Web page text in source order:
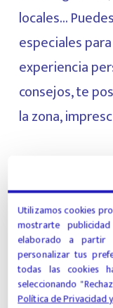
locales…
especiales
experiencia
consejos, te
la zona,
Invierte en
Para
que la
personal y
estancia, sería
unaaplicación
Utilizamos cookies
mostrarte
elaborado a partir
personalizar tus
todas las cookies
seleccionando
Política de Privacidad